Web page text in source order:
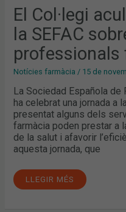
El Col·legi
la SEFAC
Notícies farmàcia / 15 de
La Sociedad Española de
ha celebrat una jornada a
presentat alguns dels
farmàcia poden prestar a
de la salut i afavorir
aquesta jornada, que
SOBRE
SERVEIS
PROFESSIONALS
FARMACÈUTICS
LLEGIR MÉS